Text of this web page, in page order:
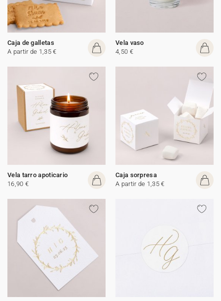
Caja de galletas
A partir de 1,35 €
Vela vaso
4,50 €
Vela tarro apoticario
16,90 €
Caja sorpresa
A partir de 1,35 €